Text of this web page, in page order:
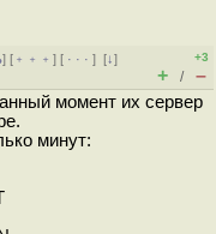
] [ ﹢﹢﹢] [ · · ·][↓]
+3
+ / –
момент их сервер
минут: